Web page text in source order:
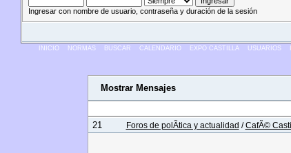
Ingresar con nombre de usuario, contraseña y duración de la sesión
INICIO NORMAS BUSCAR CALENDARIO EXPO CASTILLA USUARIOS
Mostrar Mensajes
21 Foros de polÃ­tica y actualidad /CafÃ©